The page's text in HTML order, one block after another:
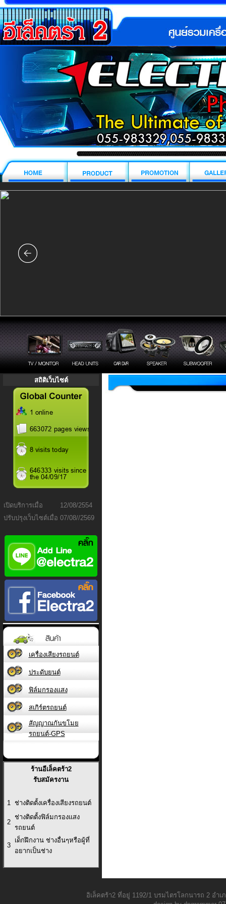
สถิติเว็บไซต์
เปิดบริการเมื่อ
12/08/2554
ปรับปรุงเว็บไซต์เมื่อ 07/08//2569
เครื่องเสียงรถยนต์
ประดับยนต์
ฟิล์มกรองแสง
สเกิร์ตรถยนต์
สัญญาณกันขโมย
รถยนต์-GPS
ร้านอีเล็คตร้า2
รับสมัครงาน
1 ช่างติดตั้งเครื่องเสียงรถยนต์
2
ช่างติดตั้งฟิล์มกรองแสง
รถยนต์
3
เด็กฝึกงาน ช่างอื่นๆหรือผู้ที่
อยากเป็นช่าง
อิเล็คตร้า2 ที่อยู่ 1192/1 บรมไตรโลกนารถ 2 อำ